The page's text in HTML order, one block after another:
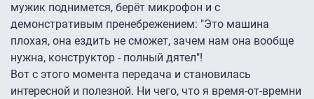
мужик поднимется, берёт микрофон и с
демонстративым пренебрежением: "Это машина
плохая, она ездить не сможет, зачем нам она вообще
нужна, конструктор - полный дятел"!
Вот с этого момента передача и становилась
интересной и полезной. Ни чего, что я время-от-времни